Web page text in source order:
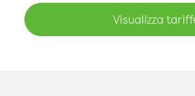
Visualizza